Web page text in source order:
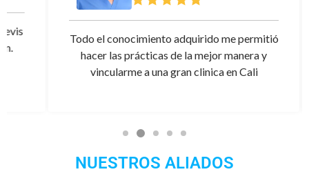
Todo el conocimiento adquirido me permitió
hacer las prácticas de la mejor manera y
vincularme a una gran clinica en Cali
NUESTROS ALIADOS